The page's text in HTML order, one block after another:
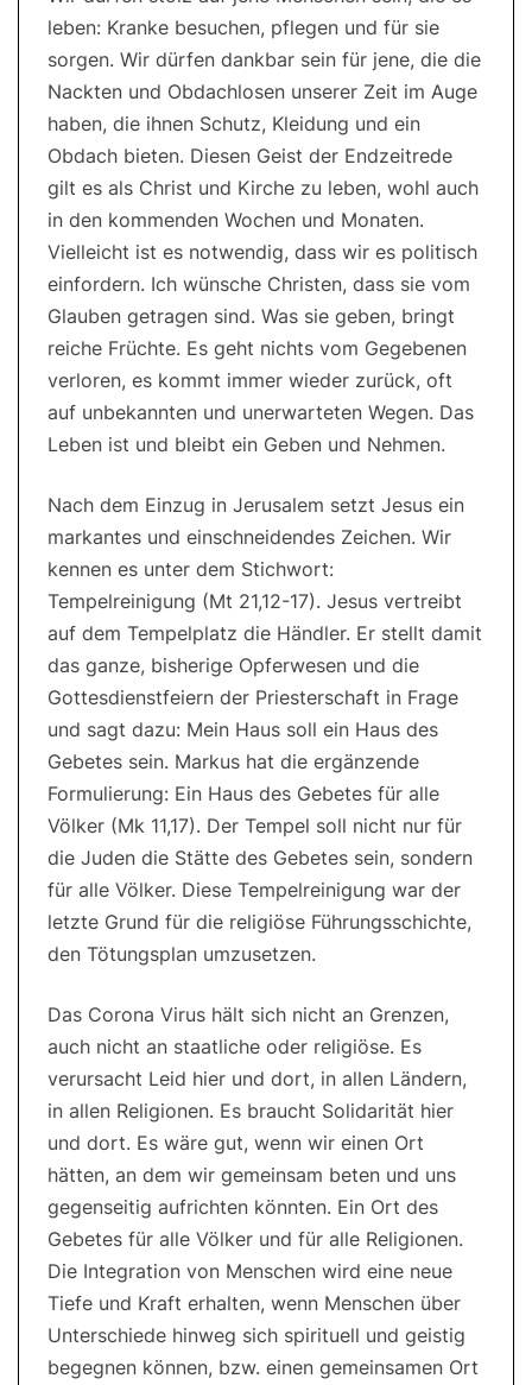
leben: Kranke besuchen, pflegen und für sie
sorgen. Wir dürfen dankbar sein für jene, die die
Nackten und Obdachlosen unserer Zeit im Auge
haben, die ihnen Schutz, Kleidung und ein
Obdach bieten. Diesen Geist der Endzeitrede
gilt es als Christ und Kirche zu leben, wohl auch
in den kommenden Wochen und Monaten.
Vielleicht ist es notwendig, dass wir es politisch
einfordern. Ich wünsche Christen, dass sie vom
Glauben getragen sind. Was sie geben, bringt
reiche Früchte. Es geht nichts vom Gegebenen
verloren, es kommt immer wieder zurück, oft
auf unbekannten und unerwarteten Wegen. Das
Leben ist und bleibt ein Geben und Nehmen.
Nach dem Einzug in Jerusalem setzt Jesus ein
markantes und einschneidendes Zeichen. Wir
kennen es unter dem Stichwort:
Tempelreinigung (Mt 21,12-17). Jesus vertreibt
auf dem Tempelplatz die Händler. Er stellt damit
das ganze, bisherige Opferwesen und die
Gottesdienstfeiern der Priesterschaft in Frage
und sagt dazu: Mein Haus soll ein Haus des
Gebetes sein. Markus hat die ergänzende
Formulierung: Ein Haus des Gebetes für alle
Völker (Mk 11,17). Der Tempel soll nicht nur für
die Juden die Stätte des Gebetes sein, sondern
für alle Völker. Diese Tempelreinigung war der
letzte Grund für die religiöse Führungsschichte,
den Tötungsplan umzusetzen.
Das Corona Virus hält sich nicht an Grenzen,
auch nicht an staatliche oder religiöse. Es
verursacht Leid hier und dort, in allen Ländern,
in allen Religionen. Es braucht Solidarität hier
und dort. Es wäre gut, wenn wir einen Ort
hätten, an dem wir gemeinsam beten und uns
gegenseitig aufrichten könnten. Ein Ort des
Gebetes für alle Völker und für alle Religionen.
Die Integration von Menschen wird eine neue
Tiefe und Kraft erhalten, wenn Menschen über
Unterschiede hinweg sich spirituell und geistig
begegnen können, bzw. einen gemeinsamen Ort